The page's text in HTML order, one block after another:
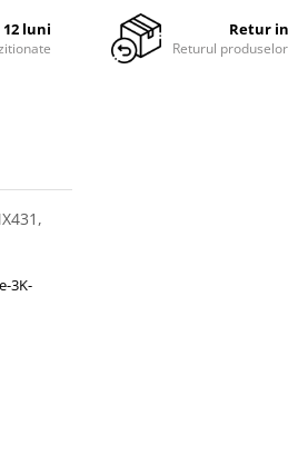
luni Retur
Returul
3K-